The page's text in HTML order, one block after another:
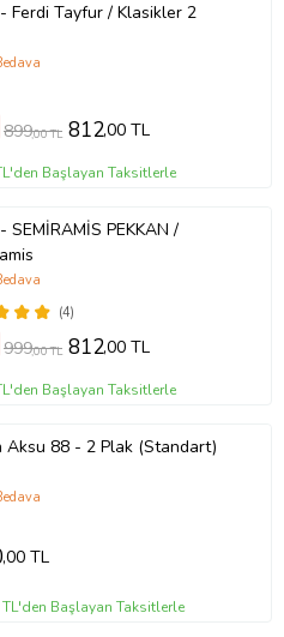
Ferdi Tayfur / Klasikler 2
899,00 TL 812,00 TL
Başlayan Taksitlerle
SEMİRAMİS PEKKAN /
(4)
999,00 TL 812,00 TL
Başlayan Taksitlerle
Aksu 88 - 2 Plak (Standart)
,00 TL
Başlayan Taksitlerle